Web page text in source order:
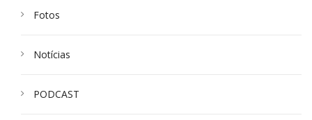
Fotos
Notícias
PODCAST